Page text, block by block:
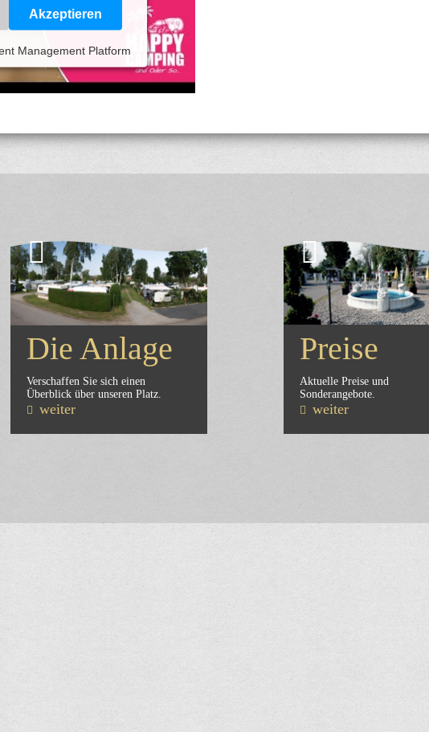
Akzeptieren
Management Platform
Die Anlage
Verschaffen Sie sich einen
Überblick über unseren Platz.
weiter
Preise
Aktuelle Preise und
Sonderangebote.
weiter